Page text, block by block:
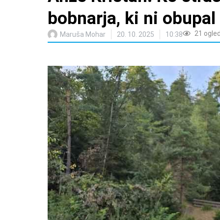
bobnarja, ki ni obupal
Maruša Mohar 20. 10. 2025 10:38 21